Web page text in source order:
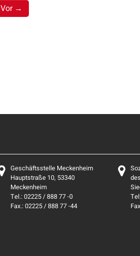
Vor →
Geschäftsstelle Meckenheim
Hauptstraße 10, 53340
Meckenheim
Tel.: 02225 / 888 77 -0
Fax.: 02225 / 888 77 -44